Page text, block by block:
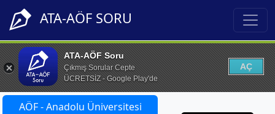
ATA-AÖF SORU
ATA-AÖF Soru
Çıkmış Sorular Cepte
ÜCRETSİZ - Google Play'de
AÇ
AÖF - Anadolu Üniversitesi